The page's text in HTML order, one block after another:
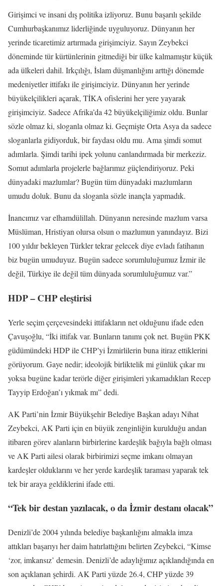
Girişimci ve insani dış politika izliyoruz. Bunu başarılı şekilde
Cumhurbaşkanımız liderliğinde uyguluyoruz. Dünyanın her
yerinde ticaretimiz artırmada girişimciyiz. Sayın Zeybekci
döneminde tür kürtünlerinin gitmediği bir ülke kalmamıştır küçük
ada ülkeleri dahil. Irkçılığı, İslam düşmanlığını arttığı dönemde
medeniyetler ittifakı ile girişimciyiz. Dünyanın her yerinde
büyükelçilikleri açarak, TİKA ofislerini her yere yayarak
girişimciyiz. Sadece Afrika’da 42 büyükelçiliğimiz oldu. Bunlar
sözle olmaz ki, sloganla olmaz ki. Geçmişte Orta Asya da sadece
sloganlarla gidiyorduk, bir faydası oldu mu. Ama şimdi somut
adımlarla. Şimdi tarihi ipek yolunu canlandırmada bir merkeziz.
Somut adımlarla projelerle bağlarımız güçlendiriyoruz. Peki
dünyadaki mazlumlar? Bugün tüm dünyadaki mazlumların
umudu doluk. Bunu da sloganla sözle inançla yapmadık.
İnancımız var elhamdülillah. Dünyanın neresinde mazlum varsa
Müslüman, Hristiyan olursa olsun o mazlumun yanındayız. Bizi
100 yıldır bekleyen Türkler tekrar gelecek diye evladı fatihanın
biz bugün umuduyuz. Bugün sadece sorumluluğumuz İzmir ile
değil, Türkiye ile değil tüm dünyada sorumluluğumuz var.”
HDP – CHP eleştirisi
Yerle seçim çerçevesindeki ittifakların net olduğunu ifade eden
Çavuşoğlu, “İki ittifak var. Bunların tanımı çok net. Bugün PKK
güdümündeki HDP ile CHP’yi İzmirlilerin buna itiraz ettiklerini
görüyorum. Gaye nedir; ideolojik birliktelik mi günlük çıkar mı
yoksa bugüne kadar terörle diğer girişimleri yıkamadıkları Recep
Tayyip Erdoğan’ı yıkmak mı” dedi.
AK Parti’nin İzmir Büyükşehir Belediye Başkan adayı Nihat
Zeybekci, AK Parti için en büyük zenginliğin kurulduğu andan
itibaren görev alanların birbirlerine kardeşlik bağıyla bağlı olması
ve AK Parti ailesi olarak birbirimizi seçme imkanı olmayan
kardeşler olduklarını ve her yerde kardeşlik taraması yaparak tek
tek bir araya geldiklerini ifade etti.
“Tek bir destan yazılacak, o da İzmir destanı olacak”
Denizli’de 2004 yılında belediye başkanlığını almakla imza
attıkları başarıyı her daim hatırlattığını belirten Zeybekci, “Kimse
‘zor, imkansız’ demesin. Denizli’de adaylığımız açıklandığında en
son açıklanan şehirdi. AK Parti yüzde 26.4, CHP yüzde 39